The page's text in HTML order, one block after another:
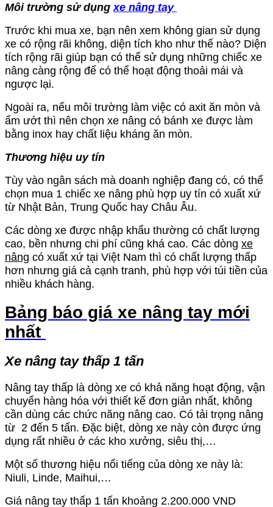
Môi trường sử dụngxe nâng tay
Trước khi mua xe, bạn nên xem không gian sử dụng
xe có rộng rãi không, diện tích kho như thế nào? Diện
tích rộng rãi giúp bạn có thể sử dụng những chiếc xe
nâng càng rộng để có thể hoạt động thoải mái và
ngược lại.
Ngoài ra, nếu môi trường làm việc có axit ăn mòn và
ẩm ướt thì nên chọn xe nâng có bánh xe được làm
bằng inox hay chất liệu kháng ăn mòn.
Thương hiệu uy tín
Tùy vào ngân sách mà doanh nghiệp đang có, có thể
chọn mua 1 chiếc xe nâng phù hợp uy tín có xuất xứ
từ Nhật Bản, Trung Quốc hay Châu Âu.
Các dòng xe được nhập khẩu thường có chất lượng
cao, bền nhưng chi phí cũng khá cao. Các dòng xe
nâng có xuất xứ tại Việt Nam thì có chất lượng thấp
hơn nhưng giá cả cạnh tranh, phù hợp với túi tiền của
nhiều khách hàng.
Bảng báo giá xe nâng tay mới
nhất
Xe nâng tay thấp 1 tấn
Nâng tay thấp là dòng xe có khả năng hoạt động, vận
chuyển hàng hóa với thiết kế đơn giản nhất, không
cần dùng các chức năng nâng cao. Có tải trọng nâng
từ 2 đến 5 tấn. Đặc biệt, dòng xe này còn được ứng
dụng rất nhiều ở các kho xưởng, siêu thị,…
Một số thương hiệu nổi tiếng của dòng xe này là:
Niuli, Linde, Maihui,…
Giá nâng tay thấp 1 tấn khoảng 2.200.000 VND